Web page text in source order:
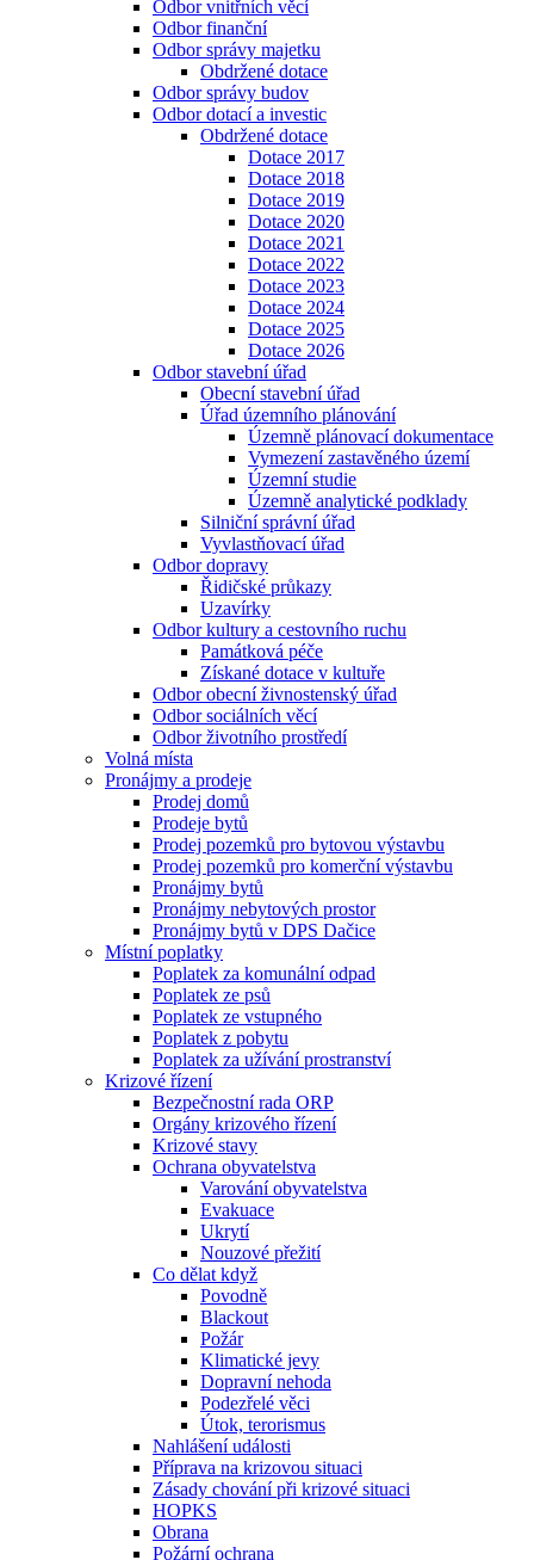
Odbor vnitřních věcí
Odbor finanční
Odbor správy majetku
Obdržené dotace
Odbor správy budov
Odbor dotací a investic
Obdržené dotace
Dotace 2017
Dotace 2018
Dotace 2019
Dotace 2020
Dotace 2021
Dotace 2022
Dotace 2023
Dotace 2024
Dotace 2025
Dotace 2026
Odbor stavební úřad
Obecní stavební úřad
Úřad územního plánování
Územně plánovací dokumentace
Vymezení zastavěného území
Územní studie
Územně analytické podklady
Silniční správní úřad
Vyvlastňovací úřad
Odbor dopravy
Řidičské průkazy
Uzavírky
Odbor kultury a cestovního ruchu
Památková péče
Získané dotace v kultuře
Odbor obecní živnostenský úřad
Odbor sociálních věcí
Odbor životního prostředí
Volná místa
Pronájmy a prodeje
Prodej domů
Prodeje bytů
Prodej pozemků pro bytovou výstavbu
Prodej pozemků pro komerční výstavbu
Pronájmy bytů
Pronájmy nebytových prostor
Pronájmy bytů v DPS Dačice
Místní poplatky
Poplatek za komunální odpad
Poplatek ze psů
Poplatek ze vstupného
Poplatek z pobytu
Poplatek za užívání prostranství
Krizové řízení
Bezpečnostní rada ORP
Orgány krizového řízení
Krizové stavy
Ochrana obyvatelstva
Varování obyvatelstva
Evakuace
Ukrytí
Nouzové přežití
Co dělat když
Povodně
Blackout
Požár
Klimatické jevy
Dopravní nehoda
Podezřelé věci
Útok, terorismus
Nahlášení události
Příprava na krizovou situaci
Zásady chování při krizové situaci
HOPKS
Obrana
Požární ochrana